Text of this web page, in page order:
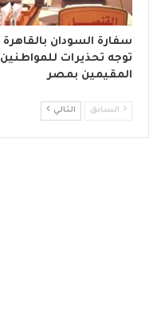
سفارة السودان بالقاهرة
توجه تحذيرات للمواطنين
المقيمين بمصر
السابق التالي